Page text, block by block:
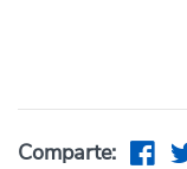
Comparte: